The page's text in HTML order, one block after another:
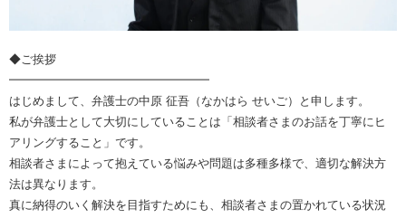
◆ご挨拶
━━━━━━━━━━━━━━━━━
はじめまして、弁護士の中原 征吾（なかはら せいご）と申します。
私が弁護士として大切にしていることは「相談者さまのお話を丁寧にヒ
アリングすること」です。
相談者さまによって抱えている悩みや問題は多種多様で、適切な解決方
法は異なります。
真に納得のいく解決を目指すためにも、相談者さまの置かれている状況